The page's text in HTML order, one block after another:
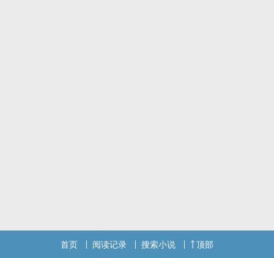
首页 阅读记录 搜索小说 顶部